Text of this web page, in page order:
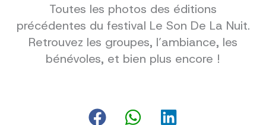
Toutes les photos des éditions
précédentes du festival Le Son De La Nuit.
Retrouvez les groupes, l’ambiance, les
bénévoles, et bien plus encore !